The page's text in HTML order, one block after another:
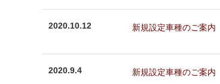
2020.10.12 新規設定車種のご案内
2020.9.4 新規設定車種のご案内